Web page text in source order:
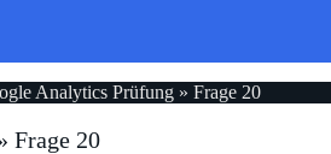
Analytics Prüfung » Frage 20
Frage 20